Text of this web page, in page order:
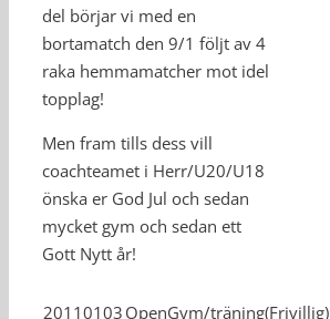
del börjar vi med en
bortamatch den 9/1 följt av 4
raka hemmamatcher mot idel
topplag!
Men fram tills dess vill
coachteamet i Herr/U20/U18
önska er God Jul och sedan
mycket gym och sedan ett
Gott Nytt år!
20110103 OpenGym/träning(Frivillig)